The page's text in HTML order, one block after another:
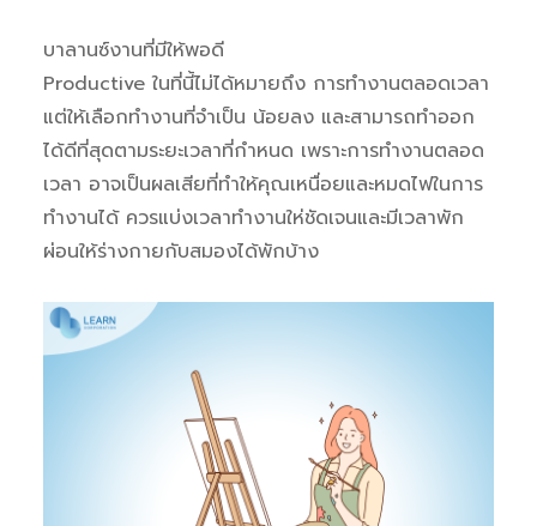
บาลานซ์งานที่มีให้พอดี
Productive ในที่นี้ไม่ได้หมายถึง การทำงานตลอดเวลา
แต่ให้เลือกทำงานที่จำเป็น น้อยลง และสามารถทำออก
ได้ดีที่สุดตามระยะเวลาที่กำหนด เพราะการทำงานตลอด
เวลา อาจเป็นผลเสียที่ทำให้คุณเหนื่อยและหมดไฟในการ
ทำงานได้ ควรแบ่งเวลาทำงานให่ชัดเจนและมีเวลาพัก
ผ่อนให้ร่างกายกับสมองได้พักบ้าง